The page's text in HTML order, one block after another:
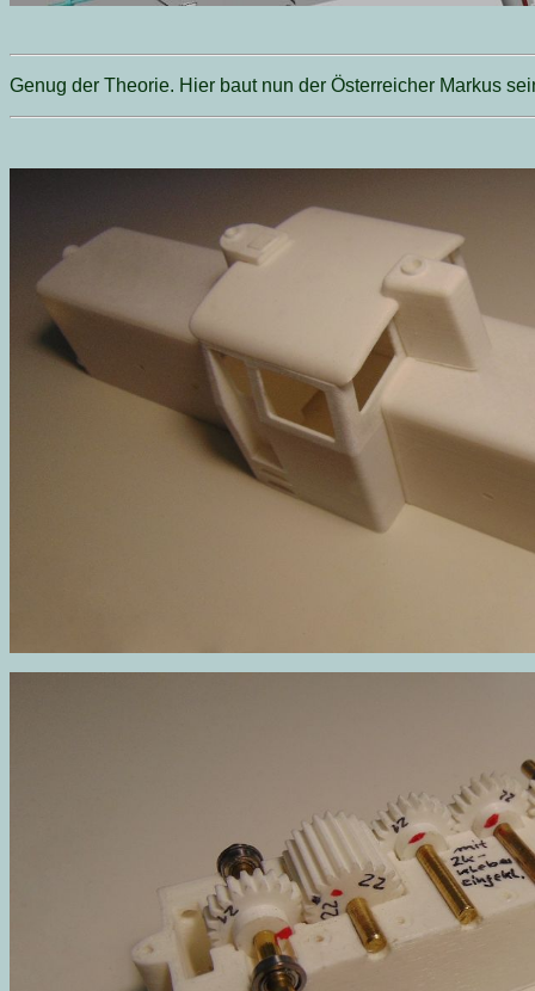
Genug der Theorie. Hier baut nun der Österreicher Markus